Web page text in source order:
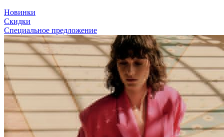
Новинки
Скидки
Специальное предложение